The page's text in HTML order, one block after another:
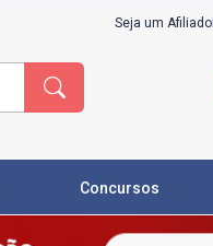
Seja um Afiliado
Concursos